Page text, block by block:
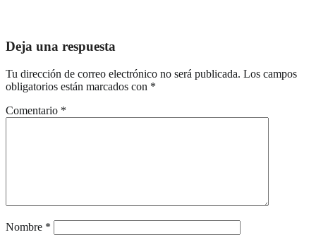
Deja una respuesta
Tu dirección de correo electrónico no será publicada. Los campos
obligatorios están marcados con *
Comentario *
Nombre *